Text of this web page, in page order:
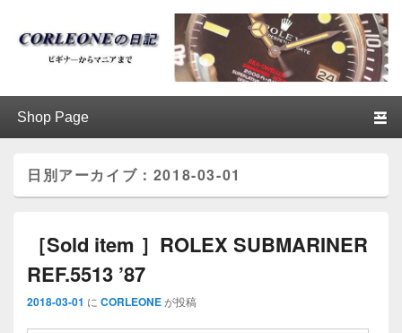
ブログ / アンティークロレックス
│CORLEONE
日別アーカイブ： 2018-03-01
［Sold item ］ROLEX SUBMARINER
REF.5513 ’87
2018-03-01 に CORLEONEが投稿